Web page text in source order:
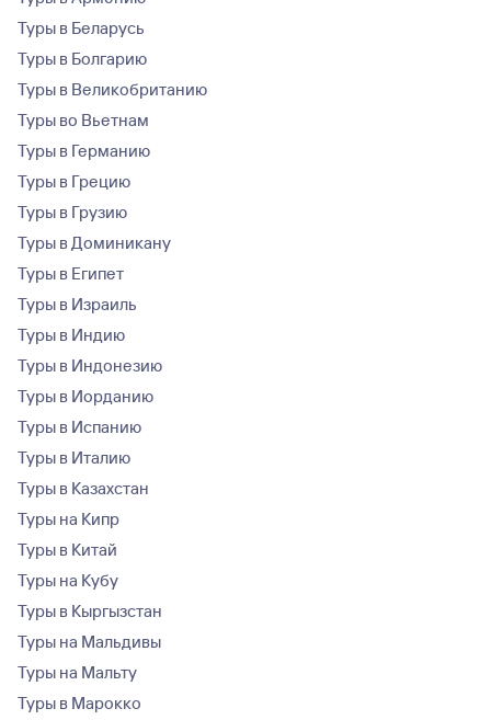
Туры в Беларусь
Туры в Болгарию
Туры в Великобританию
Туры во Вьетнам
Туры в Германию
Туры в Грецию
Туры в Грузию
Туры в Доминикану
Туры в Египет
Туры в Израиль
Туры в Индию
Туры в Индонезию
Туры в Иорданию
Туры в Испанию
Туры в Италию
Туры в Казахстан
Туры на Кипр
Туры в Китай
Туры на Кубу
Туры в Кыргызстан
Туры на Мальдивы
Туры на Мальту
Туры в Марокко